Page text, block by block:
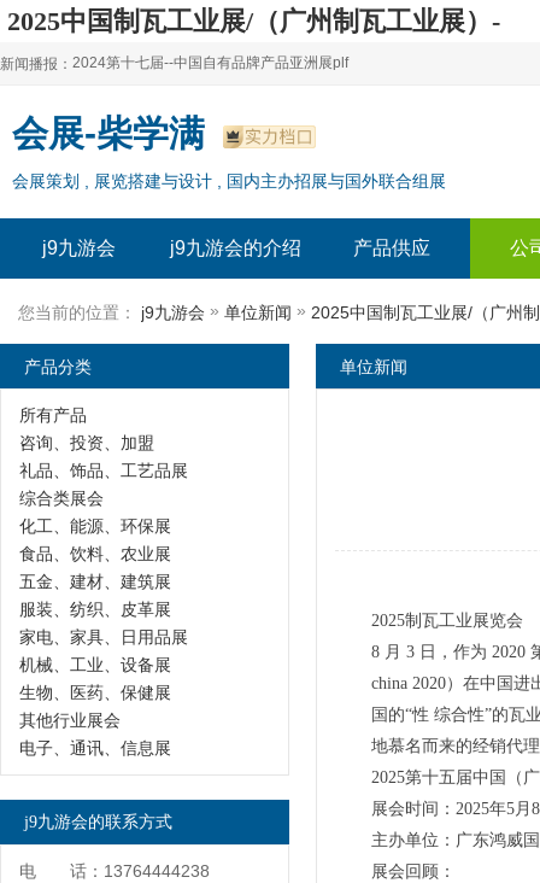
2025中国制瓦工业展/（广州制瓦工业展）-
j9九游会
新闻播报：
2024上海自有品牌展--百货展|食品展 零售展|oem展
2024全球自有--品牌产品亚洲展（plf）
2024上海自有品牌展--2024上海oem 贴牌代加工展
2024第十七届--中国自有品牌产品亚洲展plf
2024全球自有--品牌产品亚洲展（plf）
2024年上海--第17届自有品牌展
会展-柴学满
会展策划 , 展览搭建与设计 , 国内主办招展与国外联合组展
j9九游会 j9九游会的介绍 产品供应 公
您当前的位置： j9九游会 » 单位新闻 » 2025中国制瓦工业展/（广州
单位新闻
2025制瓦工业展览会
8 月 3 日，作为 2020
china 2020）在中国
国的“性 综合性”的瓦
地慕名而来的经销代
2025第十五届中国（
展会时间：2025年
主办单位：广东鸿威
展会回顾：
产品分类
所有产品
咨询、投资、加盟
礼品、饰品、工艺品展
综合类展会
化工、能源、环保展
食品、饮料、农业展
五金、建材、建筑展
服装、纺织、皮革展
家电、家具、日用品展
机械、工业、设备展
生物、医药、保健展
其他行业展会
电子、通讯、信息展
j9九游会的联系方式
电 话：13764444238